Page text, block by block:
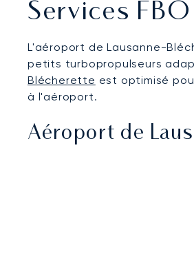
Services
L'aéroport de Lausanne-
petits turbopropulseurs
Blécherette est optimisé
à l'aéroport.
Aéroport de